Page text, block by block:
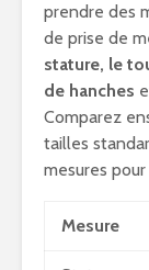
prendre des
de prise de
stature, le
de hanches
Comparez
tailles
mesures
Mesure